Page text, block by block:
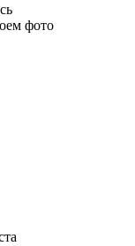
фото